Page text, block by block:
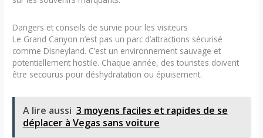
Dangers et conseils de survie pour les visiteurs
Le Grand Canyon n’est pas un parc d’attractions sécurisé
comme Disneyland. C’est un environnement sauvage et
potentiellement hostile. Chaque année, des touristes doivent
être secourus pour déshydratation ou épuisement.
A lire aussi 3 moyens faciles et rapides de se
déplacer à Vegas sans voiture